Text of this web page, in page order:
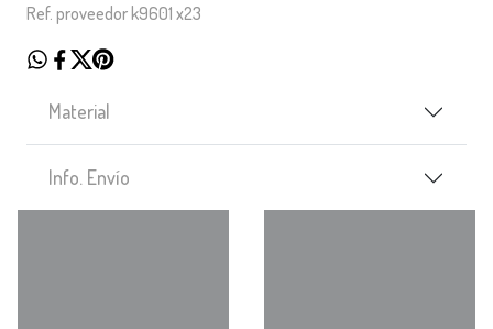
Ref. proveedor k9601 x23
Material
Info. Envío